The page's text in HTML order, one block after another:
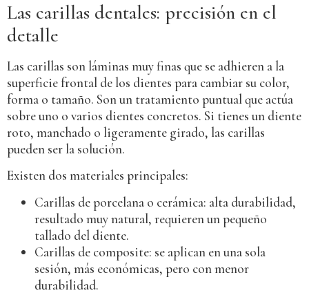
Las carillas dentales: precisión en el
detalle
Las carillas son láminas muy finas que se adhieren a la
superficie frontal de los dientes para cambiar su color,
forma o tamaño. Son un tratamiento puntual que actúa
sobre uno o varios dientes concretos. Si tienes un diente
roto, manchado o ligeramente girado, las carillas
pueden ser la solución.
Existen dos materiales principales:
Carillas de porcelana o cerámica: alta durabilidad,
resultado muy natural, requieren un pequeño
tallado del diente.
Carillas de composite: se aplican en una sola
sesión, más económicas, pero con menor
durabilidad.